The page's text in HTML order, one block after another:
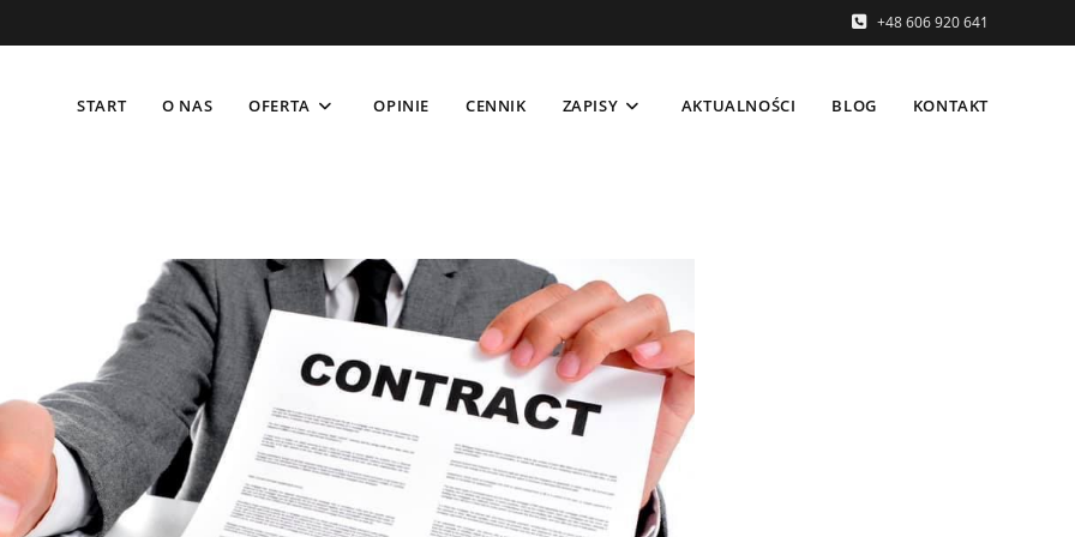
+48 606 920 641
START O NAS OFERTA OPINIE CENNIK ZAPISY AKTUALNOŚCI BLOG KONTAKT